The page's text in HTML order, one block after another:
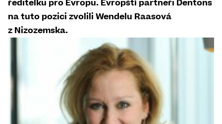
ředitelku pro Evropu. Evropští partneři Dentons
na tuto pozici zvolili Wendelu Raasová
z Nizozemska.